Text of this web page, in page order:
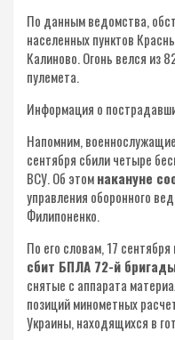
По данным ведомства,
населенных пунктов
Калиново. Огонь велся из
пулемета.
Информация о
Напомним,
сентября сбили четыре
ВСУ. Об этомнакануне
управления оборонного
Филипоненко.
По его словам, 17
сбит БПЛА 72-й
снятые с аппарата
позиций минометных
Украины, находящихся в